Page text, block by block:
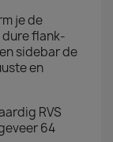
je de
dure flank-
sidebar de
en
RVS
64